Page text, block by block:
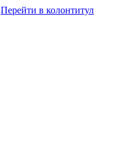
Перейти в колонтитул